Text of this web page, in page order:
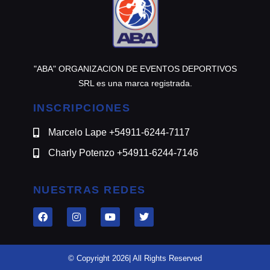
"ABA" ORGANIZACION DE EVENTOS DEPORTIVOS
SRL es una marca registrada.
INSCRIPCIONES
Marcelo Lape +54911-6244-7117
Charly Potenzo +54911-6244-7146
NUESTRAS REDES
© Copyright 2026| All Rights Reserved